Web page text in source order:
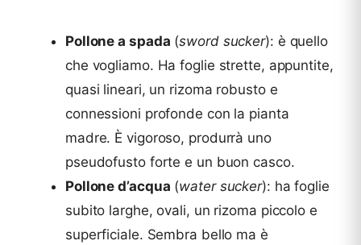
Pollone a spada (sword sucker): è quello
che vogliamo. Ha foglie strette, appuntite,
quasi lineari, un rizoma robusto e
connessioni profonde con la pianta
madre. È vigoroso, produrrà uno
pseudofusto forte e un buon casco.
Pollone d’acqua (water sucker): ha foglie
subito larghe, ovali, un rizoma piccolo e
superficiale. Sembra bello ma è